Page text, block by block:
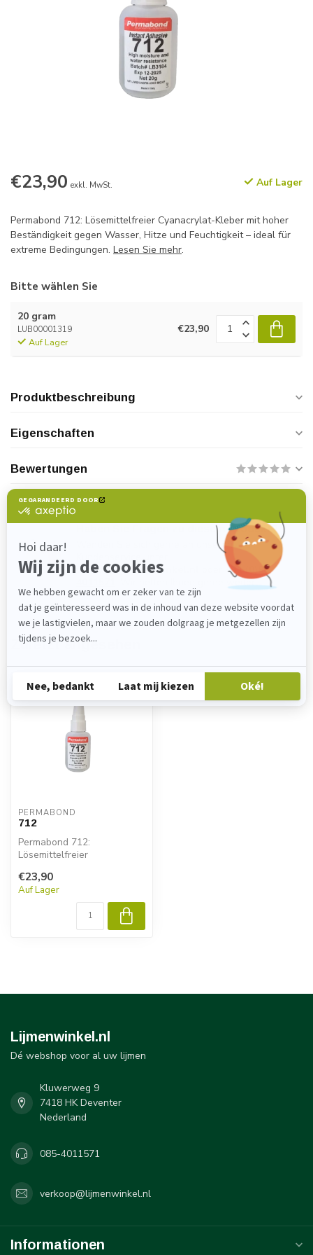
€23,90 exkl. MwSt. Auf Lager
Permabond 712: Lösemittelfreier Cyanacrylat-Kleber mit hoher
Beständigkeit gegen Wasser, Hitze und Feuchtigkeit – ideal für
extreme Bedingungen. Lesen Sie mehr.
Bitte wählen Sie
20 gram
LUB00001319
Auf Lager
€23,90
Produktbeschreibung
Eigenschaften
Bewertungen
Haben Sie Fragen zu diesem Produkt?
Wenden Sie sich gerne an unseren
Kundenservice unter
verkoop@lijmenwinkel.nl
+31 (0)85
. Wir helfen Ihnen gerne weiter!
Zuletzt angesehen
PERMABOND
712
Permabond 712:
Lösemittelfreier
hoher Beständigkeit gegen...
€23,90
Auf Lager
Lijmenwinkel.nl
Dé webshop voor al uw lijmen
Kluwerweg 9
7418 HK Deventer
Nederland
085-4011571
verkoop@lijmenwinkel.nl
Informationen